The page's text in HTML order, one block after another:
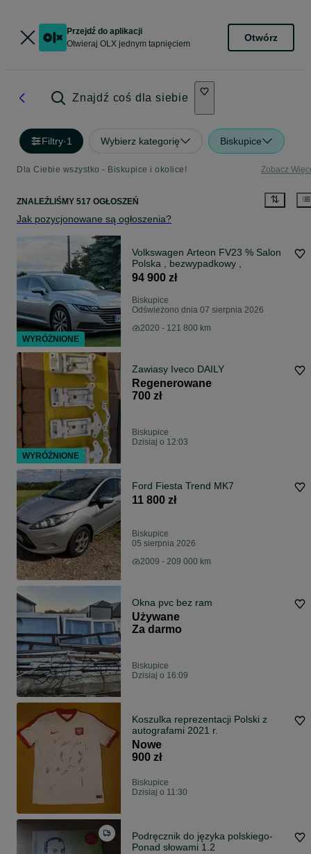
Przejdź do aplikacji
Otwieraj OLX jednym tapnięciem
Otwórz
Znajdź coś dla siebie
Filtry·1 Wybierz kategorię Biskupice
Dla Ciebie wszystko - Biskupice i okolice! Zobacz
ZNALEŹLIŚMY 517 OGŁOSZEŃ
Jak pozycjonowane są ogłoszenia?
Volkswagen Arteon FV23 % Salon
Polska , bezwypadkowy ,
94 900 zł
Biskupice
Odświeżono dnia 07 sierpnia 2026
2020 - 121 800 km
Zawiasy Iveco DAILY
Regenerowane
700 zł
Biskupice
Dzisiaj o 12:03
Ford Fiesta Trend MK7
11 800 zł
Biskupice
05 sierpnia 2026
2009 - 209 000 km
Okna pvc bez ram
Używane
Za darmo
Biskupice
Dzisiaj o 16:09
Koszulka reprezentacji Polski z
autografami 2021 r.
Nowe
900 zł
Biskupice
Dzisiaj o 11:30
Podręcznik do języka polskiego-
Ponad słowami 1.2
WYRÓŻNIONE
WYRÓŻNIONE